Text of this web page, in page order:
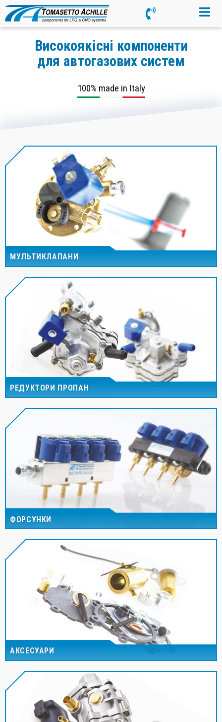
Високоякісні компоненти
для автогазових систем
100% made in Italy
МУЛЬТИКЛАПАНИ
РЕДУКТОРИ ПРОПАН
ФОРСУНКИ
АКСЕСУАРИ